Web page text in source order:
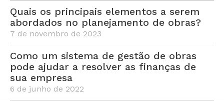
Quais os principais elementos a serem
abordados no planejamento de obras?
7 de novembro de 2023
Como um sistema de gestão de obras
pode ajudar a resolver as finanças de
sua empresa
6 de junho de 2022